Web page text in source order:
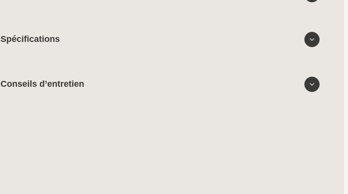
Spécifications
Conseils d’entretien